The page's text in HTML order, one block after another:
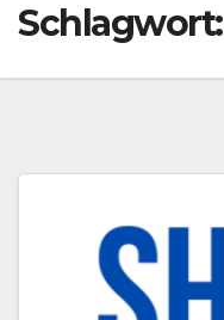
Schlagwort: